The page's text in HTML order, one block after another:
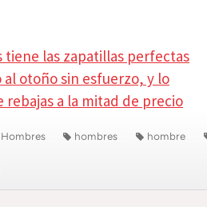
tiene las zapatillas perfectas
otoño sin esfuerzo, y lo
rebajas a la mitad de precio
Hombres hombres hombre